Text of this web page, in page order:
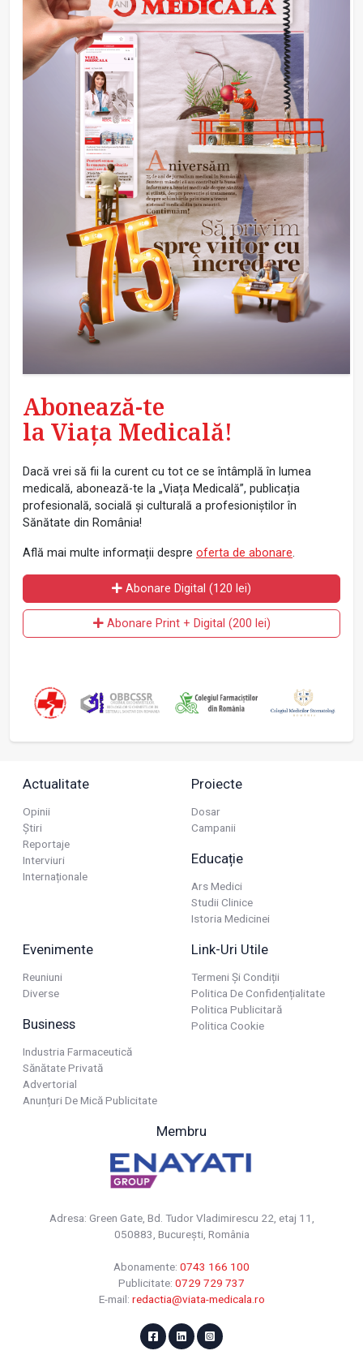
Abonează-te
la Viața Medicală!
Dacă vrei să fii la curent cu tot ce se întâmplă în lumea
medicală, abonează-te la „Viața Medicală”, publicația
profesională, socială și culturală a profesioniștilor în
Sănătate din România!
Află mai multe informații despre oferta de abonare.
Abonare Digital (120 lei)
Abonare Print + Digital (200 lei)
Actualitate
Opinii
Știri
Reportaje
Interviuri
Internaționale
Proiecte
Dosar
Campanii
Educație
Ars Medici
Studii Clinice
Istoria Medicinei
Evenimente
Reuniuni
Diverse
Business
Industria Farmaceutică
Sănătate Privată
Advertorial
Anunțuri De Mică Publicitate
Link-Uri Utile
Termeni Și Condiții
Politica De Confidențialitate
Politica Publicitară
Politica Cookie
Membru
Adresa: Green Gate, Bd. Tudor Vladimirescu 22, etaj 11,
050883, Bucureşti, România
Abonamente: 0743 166 100
Publicitate: 0729 729 737
E-mail: redactia@viata-medicala.ro